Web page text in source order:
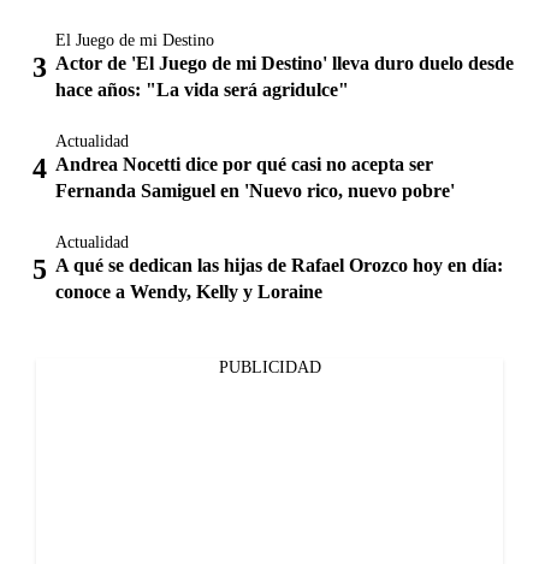
El Juego de mi Destino
Actor de 'El Juego de mi Destino' lleva duro duelo desde
hace años: "La vida será agridulce"
Actualidad
Andrea Nocetti dice por qué casi no acepta ser
Fernanda Samiguel en 'Nuevo rico, nuevo pobre'
Actualidad
A qué se dedican las hijas de Rafael Orozco hoy en día:
conoce a Wendy, Kelly y Loraine
PUBLICIDAD